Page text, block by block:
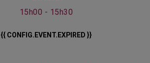
15h00 - 15h30
{{ CONFIG.EVENT.EXPIRED }}